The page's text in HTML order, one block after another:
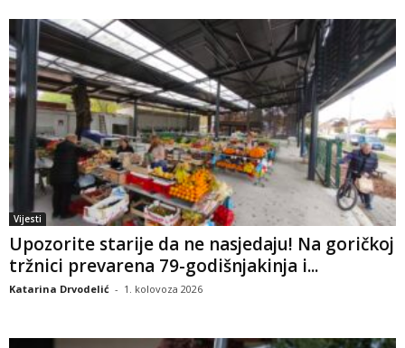
Vijesti
Upozorite starije da ne nasjedaju! Na goričkoj
tržnici prevarena 79-godišnjakinja i...
Katarina Drvodelić - 1. kolovoza 2026